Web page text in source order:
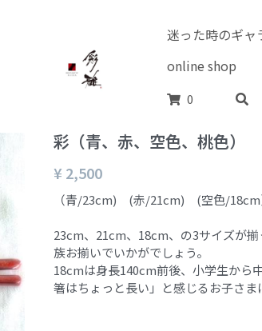
迷った時のギャ
online shop
0
彩（青、赤、空色、桃色）
¥ 2,500
（青/23cm) (赤/21cm) (空色/18cm
23cm、21cm、18cm、の3サイズが揃
族お揃いでいかがでしょう。
18cmは身長140cm前後、小学生から
箸はちょっと長い」と感じるお子さま